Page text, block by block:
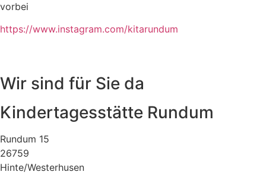
vorbei
https://www.instagram.com/kitarundum
Wir sind für Sie da
Kindertagesstätte Rundum
Rundum 15
26759
Hinte/Westerhusen